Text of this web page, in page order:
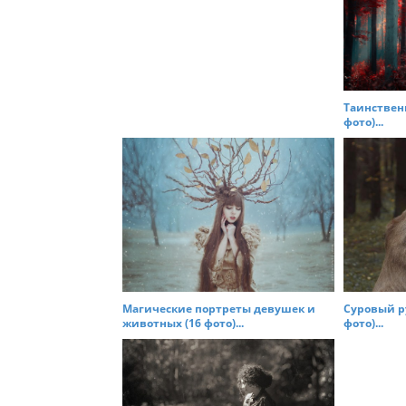
фото)...
Магические портреты девушек и
животных (16 фото)...
Суровый
фото)...